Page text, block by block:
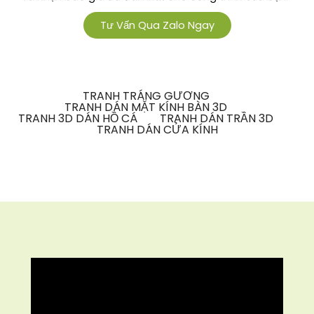
Tư Vấn Qua Zalo Ngay
TRANH TRÁNG GƯƠNG
TRANH DÁN MẶT KÍNH BÀN 3D
TRANH 3D DÁN HỒ CÁ TRANH DÁN TRẦN 3D
TRANH DÁN CỬA KÍNH